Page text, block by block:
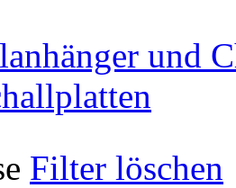
und
Filter löschen